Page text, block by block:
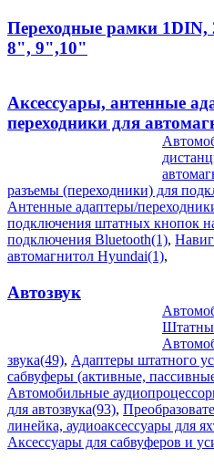
Переходные рамки 1DIN,
8", 9",10"
Аксессуары, антенные
переходники для
разъемы (переходники) для
Антенные адаптеры/
подключения штатных кнопок
подключения Bluetooth(1),
автомагнитол Hyundai(1),
Автозвук
звука(49), Адаптеры штатного
сабвуферы (активные,
Автомобильные
для автозвука(93),
линейка, аудиоаксессуары для
Аксессуары для сабвуферов и